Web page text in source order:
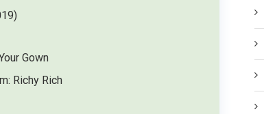
Gown
Richy Rich